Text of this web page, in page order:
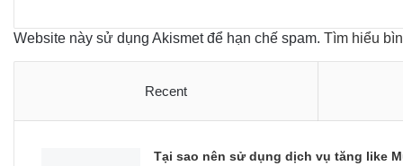
Website này sử dụng Akismet để hạn chế spam. Tìm hiểu
Recent
Tại sao nên sử dụng dịch vụ tăng like